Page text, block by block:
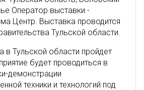
Оператор выставки -
Центр. Выставка проводится
Тульской области.
в Тульской области пройдет
будет проводиться в
демонстрации
техники и технологий под